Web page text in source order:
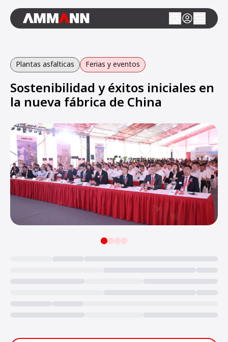
Plantas asfalticas Ferias y eventos
Sostenibilidad y éxitos iniciales en
la nueva fábrica de China